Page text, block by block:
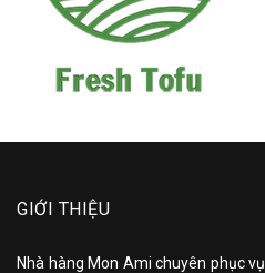
GIỚI THIỆU
Nhà hàng Mon Ami chuyên phục